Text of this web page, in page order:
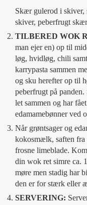
Skær gulerod i skiver,
skiver, peberfrugt
TILBERED WOK
man ejer en) op til
løg, hvidløg, chili
karrypasta sammen
og sku herefter op til
peberfrugt på
let sammen og har
edamamebønner ved
Når grøntsager og
kokosmælk, saften fra
frosne limeblade.
din wok ret simre ca.
møre men stadig har
den er for stærk eller
SERVERING: